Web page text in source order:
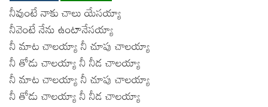
నీవుంటే నాకు చాలు యేసయ్యా
నీవెంటే నేను ఉంటానేసయ్యా
నీ మాట చాలయ్యా నీ చూపు చాలయ్యా
నీ తోడు చాలయ్యా నీ నీడ చాలయ్యా
నీ మాట చాలయ్యా నీ చూపు చాలయ్యా
నీ తోడు చాలయ్యా నీ నీడ చాలయ్యా